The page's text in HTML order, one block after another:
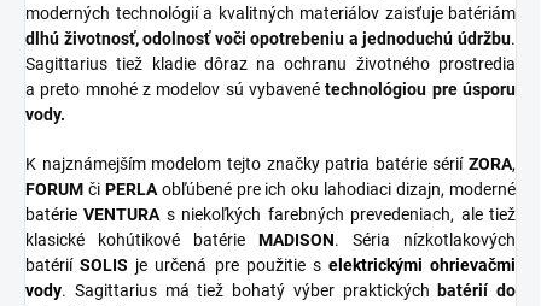
moderných technológií a kvalitných materiálov zaisťuje batériám
dlhú životnosť, odolnosť voči opotrebeniu a jednoduchú údržbu.
Sagittarius tiež kladie dôraz na ochranu životného prostredia
a preto mnohé z modelov sú vybavenétechnológiou pre úsporu
vody.
K najznámejším modelom tejto značky patria batérie sérií ZORA,
FORUM či PERLAobľúbené pre ich oku lahodiaci dizajn, moderné
batérieVENTURAs niekoľkých farebných prevedeniach, ale tiež
klasické kohútikové batérie MADISON. Séria nízkotlakových
batériíSOLIS je určená pre použitie s elektrickými ohrievačmi
vody. Sagittarius má tiež bohatý výber praktických batérií do